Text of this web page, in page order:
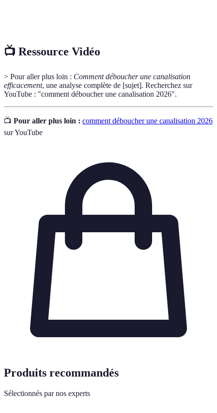
📺 Ressource Vidéo
> Pour aller plus loin : Comment déboucher une canalisation
efficacement, une analyse complète de [sujet]. Recherchez sur
YouTube : "comment déboucher une canalisation 2026".
📺 Pour aller plus loin : comment déboucher une canalisation 2026
sur YouTube
Produits recommandés
Sélectionnés par nos experts